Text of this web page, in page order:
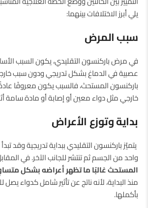
يلي أبرز الاختلافات بينهما:
سبب المرض
في مرض باركنسون التقليدي، يكون السبب
عصبية في الدماغ بشكل تدريجي ودون سبب
باركنسون المستحث، فالسبب يكون معروفًا
خارجي مثل دواء معين أو إصابة أو مادة سامة
بداية وتوزع الأعراض
يتميّز باركنسون التقليدي ببداية تدريجية وقد
واحد من الجسم ثم تنتشر للجانب الآخر. في
المستحث غالبًا ما تظهر أعراضه بشكل
منذ البداية، لأنه ناتج عن تأثير شامل كدواء يصل
بأكملها.